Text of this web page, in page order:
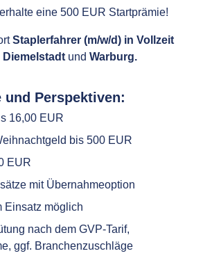
eine 500 EUR Startprämie!
Staplerfahrer (m/w/d) in Vollzeit
Diemelstadt und Warburg.
und Perspektiven:
16,00 EUR
bis 500 EUR
EUR
mit Übernahmeoption
Einsatz möglich
nach dem GVP-Tarif,
ggf. Branchenzuschläge